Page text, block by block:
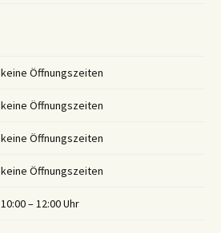
keine Öffnungszeiten
keine Öffnungszeiten
keine Öffnungszeiten
keine Öffnungszeiten
10:00 – 12:00 Uhr